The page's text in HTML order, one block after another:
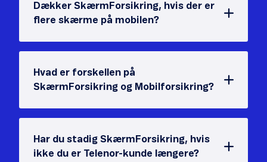
Dækker SkærmForsikring, hvis der er
flere skærme på mobilen?
Hvad er forskellen på
SkærmForsikring og Mobilforsikring?
Har du stadig SkærmForsikring, hvis
ikke du er Telenor-kunde længere?